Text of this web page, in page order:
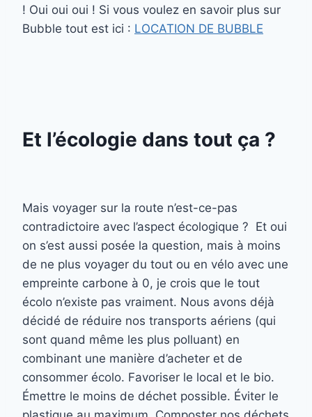
! Oui oui oui ! Si vous voulez en savoir plus sur
Bubble tout est ici : LOCATION DE BUBBLE
Et l’écologie dans tout ça ?
Mais voyager sur la route n’est-ce-pas
contradictoire avec l’aspect écologique ? Et oui
on s’est aussi posée la question, mais à moins
de ne plus voyager du tout ou en vélo avec une
empreinte carbone à 0, je crois que le tout
écolo n’existe pas vraiment. Nous avons déjà
décidé de réduire nos transports aériens (qui
sont quand même les plus polluant) en
combinant une manière d’acheter et de
consommer écolo. Favoriser le local et le bio.
Émettre le moins de déchet possible. Éviter le